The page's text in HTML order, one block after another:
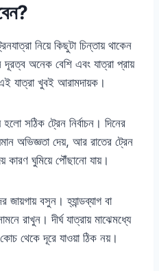
নিয়ে কিছুটা চিন্তায় থাকেন
অনেক বেশি এবং যাত্রা প্রায়
যাত্রা খুবই আরামদায়ক।
সঠিক ট্রেন নির্বাচন। দিনের
অভিজ্ঞতা দেয়, আর রাতের ট্রেন
কারণ ঘুমিয়ে পৌঁছানো যায়।
জায়গায় বসুন। হ্যান্ডব্যাগ বা
রাখুন। দীর্ঘ যাত্রায় মাঝেমধ্যে
থেকে দূরে যাওয়া ঠিক নয়।